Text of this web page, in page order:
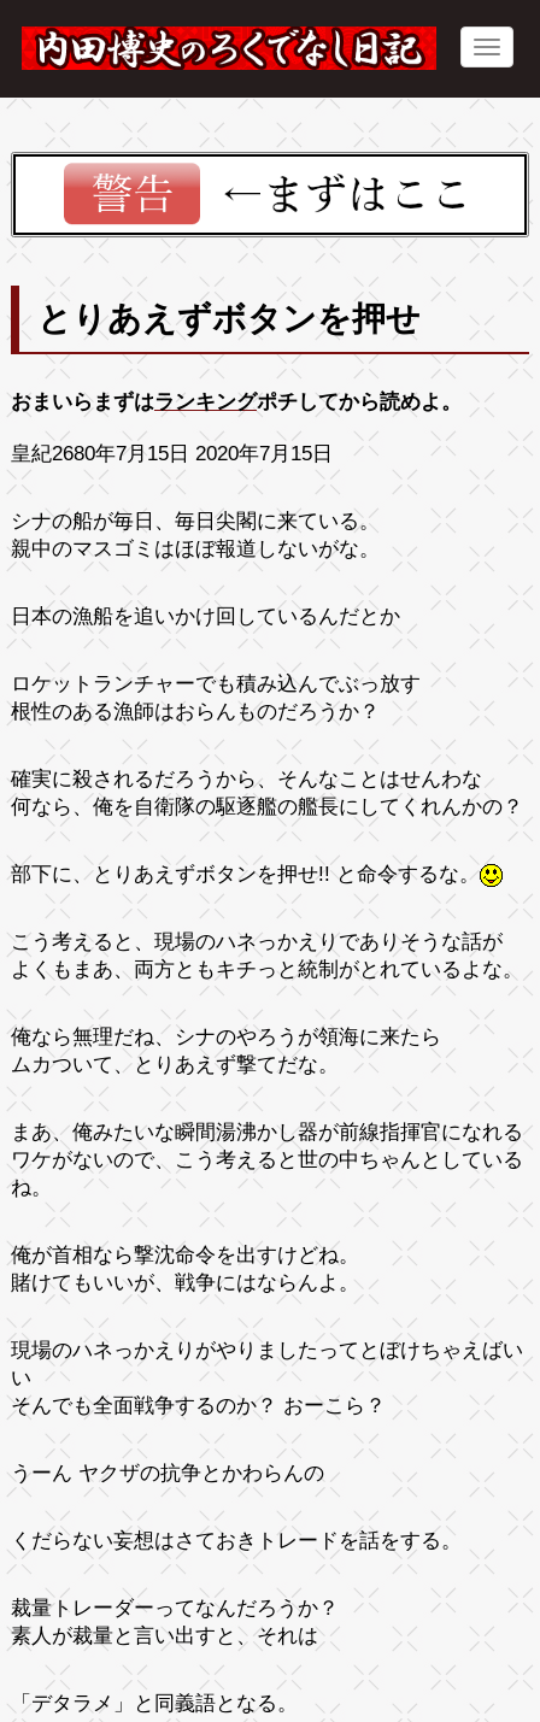
とりあえずボタンを押せ
おまいらまずはランキングポチしてから読めよ。
皇紀2680年7月15日 2020年7月15日
シナの船が毎日、毎日尖閣に来ている。
親中のマスゴミはほぼ報道しないがな。
日本の漁船を追いかけ回しているんだとか
ロケットランチャーでも積み込んでぶっ放す
根性のある漁師はおらんものだろうか？
確実に殺されるだろうから、そんなことはせんわな
何なら、俺を自衛隊の駆逐艦の艦長にしてくれんかの？
部下に、とりあえずボタンを押せ!! と命令するな。
こう考えると、現場のハネっかえりでありそうな話が
よくもまあ、両方ともキチっと統制がとれているよな。
俺なら無理だね、シナのやろうが領海に来たら
ムカついて、とりあえず撃てだな。
まあ、俺みたいな瞬間湯沸かし器が前線指揮官になれる
ワケがないので、こう考えると世の中ちゃんとしている
ね。
俺が首相なら撃沈命令を出すけどね。
賭けてもいいが、戦争にはならんよ。
現場のハネっかえりがやりましたってとぼけちゃえばい
い
そんでも全面戦争するのか？ おーこら？
うーん ヤクザの抗争とかわらんの
くだらない妄想はさておきトレードを話をする。
裁量トレーダーってなんだろうか？
素人が裁量と言い出すと、それは
「デタラメ」と同義語となる。